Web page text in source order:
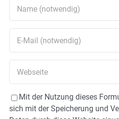
Mit der Nutzung dieses
sich mit der Speicherung und